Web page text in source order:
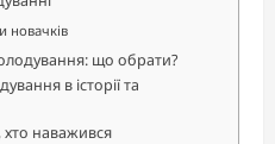
новачків
що обрати?
в історії та
наважився